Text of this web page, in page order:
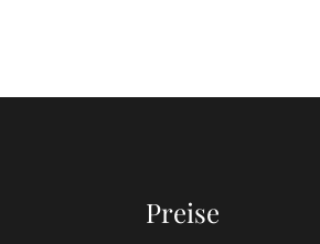
Preise